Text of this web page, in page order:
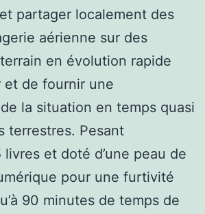
partager localement des
aérienne sur des
en évolution rapide
et de fournir une
la situation en temps quasi
terrestres. Pesant
et doté d’une peau de
pour une furtivité
90 minutes de temps de